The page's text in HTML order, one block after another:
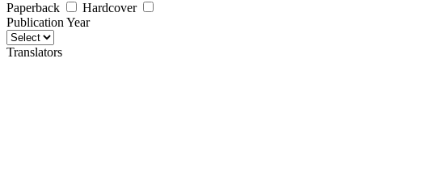
Paperback
Hardcover
Publication Year
Translators